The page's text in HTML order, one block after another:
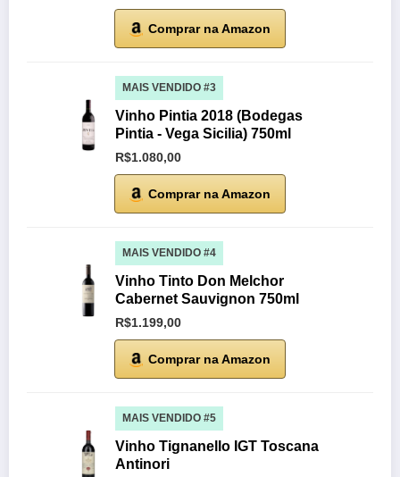
Comprar na Amazon
MAIS VENDIDO #3
Vinho Pintia 2018 (Bodegas
Pintia - Vega Sicilia) 750ml
R$1.080,00
Comprar na Amazon
MAIS VENDIDO #4
Vinho Tinto Don Melchor
Cabernet Sauvignon 750ml
R$1.199,00
Comprar na Amazon
MAIS VENDIDO #5
Vinho Tignanello IGT Toscana
Antinori